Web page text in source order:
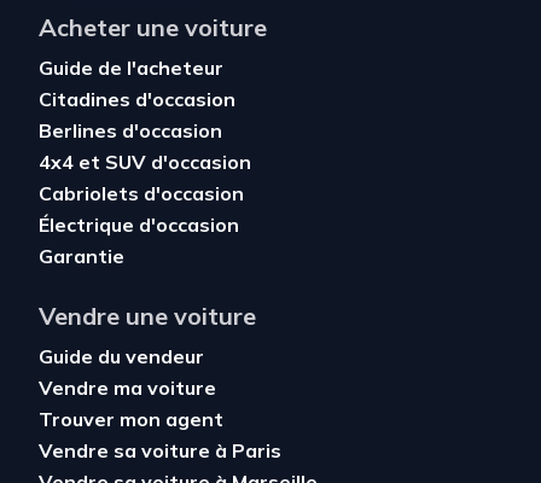
Acheter une voiture
Guide de l'acheteur
Citadines d'occasion
Berlines d'occasion
4x4 et SUV d'occasion
Cabriolets d'occasion
Électrique d'occasion
Garantie
Vendre une voiture
Guide du vendeur
Vendre ma voiture
Trouver mon agent
Vendre sa voiture à Paris